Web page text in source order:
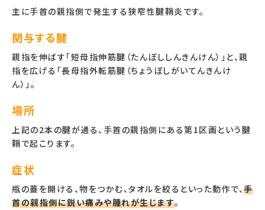
主に手首の親指側で発生する狭窄性腱鞘炎です。
関与する腱
親指を伸ばす「短母指伸筋腱（たんぼししんきんけん）」と、親
指を広げる「長母指外転筋腱（ちょうぼしがいてんきんけ
ん）」。
場所
上記の2本の腱が通る、手首の親指側にある第1区画という腱
鞘で起こります。
症状
瓶の蓋を開ける、物をつかむ、タオルを絞るといった動作で、 手
首の親指側に鋭い痛みや腫れが生じます。